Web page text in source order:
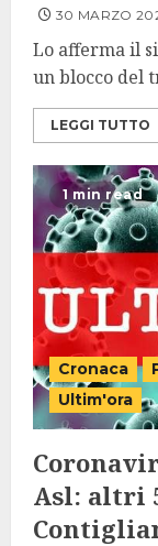
30 MARZO
Lo afferma il
un blocco del
LEGGI TUTTO
1 min read
Cronaca
Ultim'ora
Asl: altri